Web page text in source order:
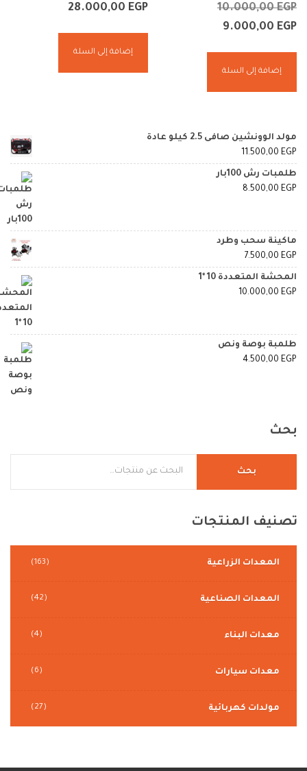
10.000,00EGP
9.000,00 EGP
إضافة إلى السلة
28.000,00 EGP
إضافة إلى السلة
مولد الوونشين صافى 2.5 كيلو عادة
11.500,00 EGP
طلمبات رش 100بار
8.500,00 EGP
ماكينة سحب وطرد
7.500,00 EGP
المحشة المتعددة 10 *1
10.000,00 EGP
طلمبة بوصة ونص
4.500,00 EGP
بحث
بحث
تصنيف المنتجات
المعدات الزراعية (163)
المعدات الصناعية (42)
معدات البناء (4)
معدات سيارات (6)
مولدات كهربائية (27)